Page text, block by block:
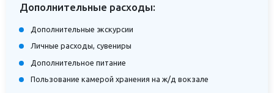
Дополнительные расходы:
Дополнительные экскурсии
Личные расходы, сувениры
Дополнительное питание
Пользование камерой хранения на ж/д вокзале